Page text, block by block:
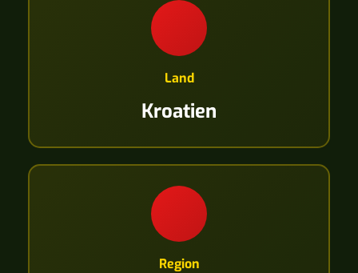
Land
Kroatien
Region